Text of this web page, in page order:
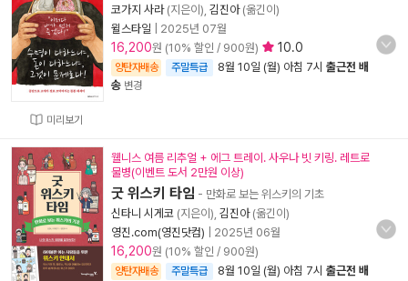
미리보기
코가지 사라(지은이), 김진아(옮긴이)
윌스타일
2025년 07월
16,200원 (10% 할인 / 900원) 10.0
양탄자배송 주말특급 8월 10일 (월) 아침 7시 출근전 배
송 변경
웰니스 여름 리추얼 + 에그 트레이. 사우나 빗 키링. 레트로
물병(이벤트 도서 2만원 이상)
굿 위스키 타임 - 만화로 보는 위스키의 기초
신타니 시게코 (지은이), 김진아(옮긴이)
영진.com(영진닷컴)
2025년 06월
16,200원 (10% 할인 / 900원)
양탄자배송 주말특급 8월 10일 (월) 아침 7시 출근전 배